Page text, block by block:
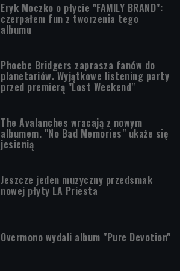
Eryk Moczko o płycie "FAMILY BRAND":
czerpałem fun z tworzenia tego
albumu
Phoebe Bridgers zaprasza fanów do
planetariów. Wyjątkowe listening party
przed premierą "Lost Weekend"
The Avalanches wracają z nowym
albumem. "No Bad Memories" ukaże się
jesienią
Jeszcze jeden muzyczny przedsmak
nowej płyty LA Priesta
Overmono wydali album "Pure Devotion"